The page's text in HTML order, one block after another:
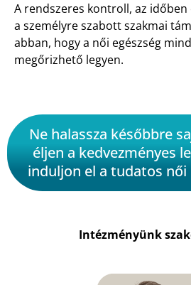
A rendszeres kontroll, az időben
a személyre szabott szakmai
abban, hogy a női egészség
megőrizhető legyen.
Ne halassza későbbre
éljen a kedvezményes
induljon el a tudatos női
Intézményünk